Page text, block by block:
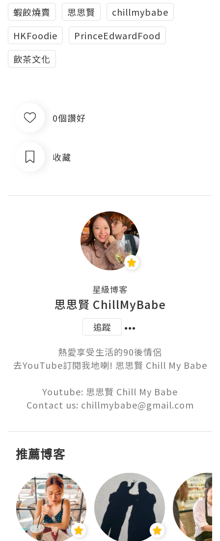
蝦餃燒賣 思思賢
chillmybabe
HKFoodie
PrinceEdwardFood
飲茶文化
0個讚好
收藏
星級博客
思思賢 ChillMyBabe
追蹤
熱愛享受生活的90後情侶
去YouTube訂閱我地喇! 思思賢 Chill My Babe
Youtube: 思思賢 Chill My Babe
Contact us: chillmybabe@gmail.com
推薦博客